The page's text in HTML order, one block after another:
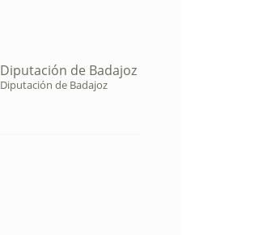
Diputación de Badajoz
Diputación de Badajoz